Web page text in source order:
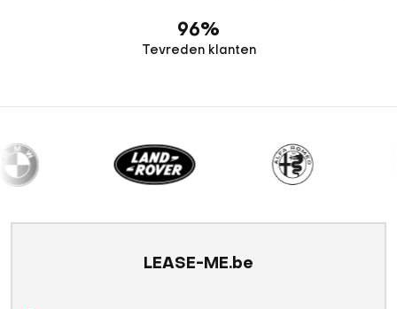
96%
Tevreden klanten
LEASE-ME.be